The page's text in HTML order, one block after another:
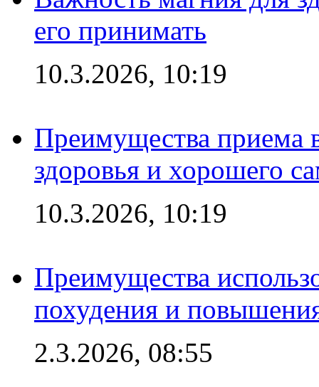
его принимать
10.3.2026, 10:19
Преимущества приема
здоровья и хорошего
10.3.2026, 10:19
Преимущества
похудения и
2.3.2026, 08:55